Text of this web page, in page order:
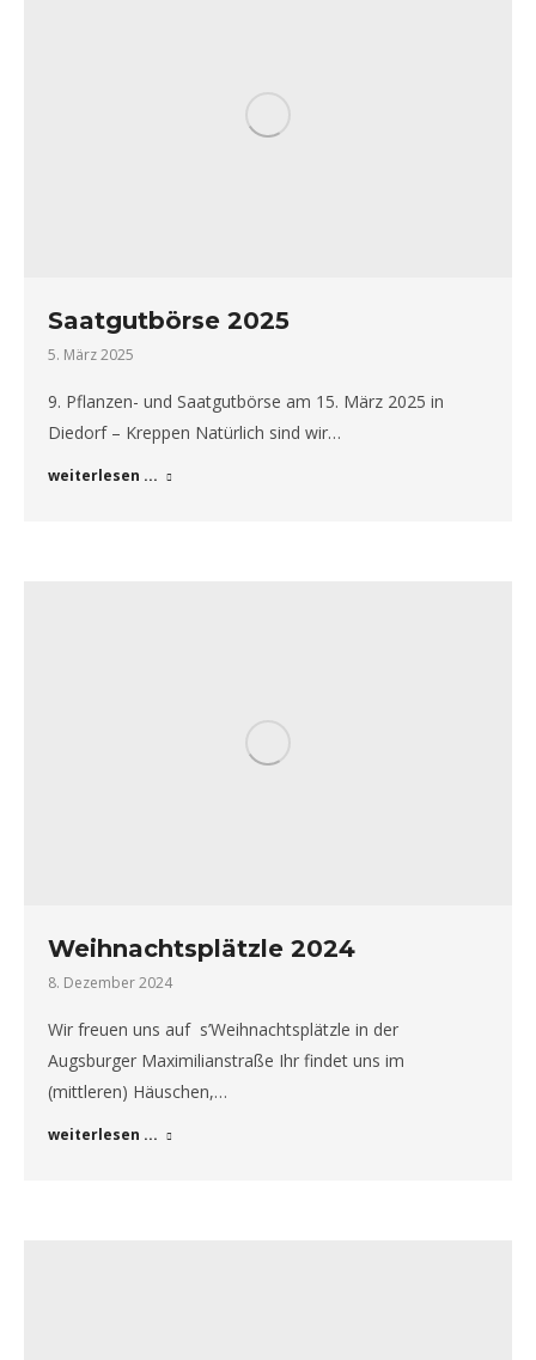
Saatgutbörse 2025
5. März 2025
9. Pflanzen- und Saatgutbörse am 15. März 2025 in
Diedorf – Kreppen Natürlich sind wir…
weiterlesen ...
Weihnachtsplätzle 2024
8. Dezember 2024
Wir freuen uns auf s’Weihnachtsplätzle in der
Augsburger Maximilianstraße Ihr findet uns im
(mittleren) Häuschen,…
weiterlesen ...